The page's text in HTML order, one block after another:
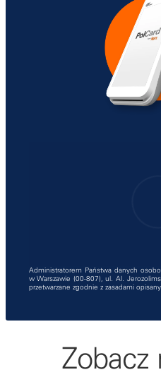
Administratorem Państwa danych
w Warszawie (00-807), ul. Al.
przetwarzane zgodnie z zasadami